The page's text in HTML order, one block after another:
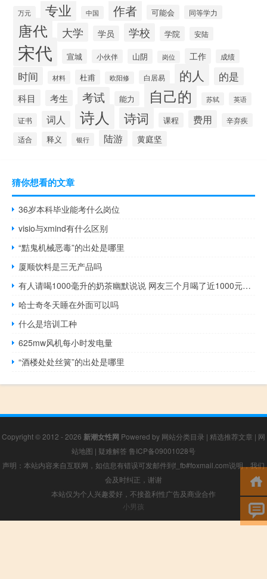
万元 专业 中国 作者 可能会 同等学力
唐代 大学 学员 学校 学院 安陆
宋代 宣城 小伙伴 山阴 岗位 工作 成绩
时间 材料 杜甫 欧阳修 白居易 的人 的是
科目 考生 考试 能力 自己的 苏轼 英语
证书 词人 诗人 诗词 课程 费用
辛弃疾
适合
释义 银行 陆游 黄庭坚
猜你想看的文章
36岁本科毕业能考什么岗位
visio与xmind有什么区别
“黠鬼机械恶毒”的出处是哪里
厦顺饮料是三无产品吗
有人请喝1000毫升的奶茶幽默说说 网友三个月喝了近1000元的奶茶
哈士奇冬天睡在外面可以吗
什么是培训工种
625mw风机每小时发电量
“酒楼处处丝簧”的出处是哪里
Copyright © 2012 - 2026 新潮女性网 Powered by 网站分类目录 | 精选推荐文章 | 网
站地图 | 疑难解答 鲁ICP备09001028号
声明：本站内容来自互联网，如信息有错误可发邮件到f_fb#foxmail.com说明，我们
会及时纠正，谢谢
本站仅为个人兴趣爱好，不接盈利性广告及商业合作
小男孩